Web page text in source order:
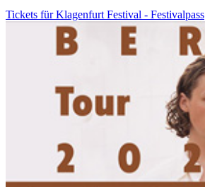
Tickets für Klagenfurt Festival - Festivalpass